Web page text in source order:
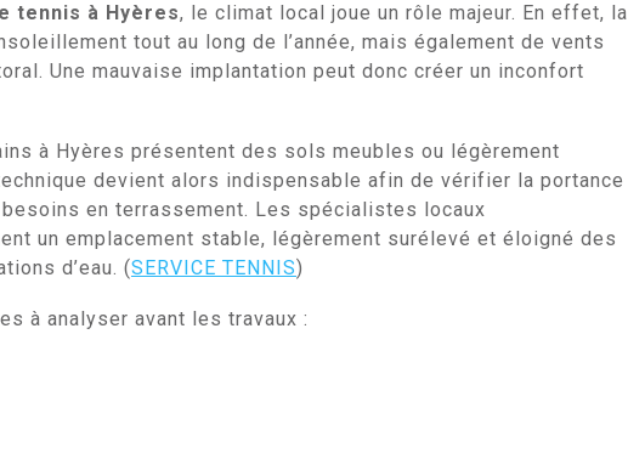
tennis à Hyères, le climat local joue un rôle majeur. En effet, la
tout au long de l’année, mais également de vents
Une mauvaise implantation peut donc créer un inconfort
à Hyères présentent des sols meubles ou légèrement
devient alors indispensable afin de vérifier la portance
en terrassement. Les spécialistes locaux
un emplacement stable, légèrement surélevé et éloigné des
d’eau. (SERVICE TENNIS)
à analyser avant les travaux :